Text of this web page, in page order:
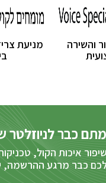
והשירה
מניעת
כבר לניוזלטר
איכות הקול, טכניקות
כבר מרגע ההרשמה,